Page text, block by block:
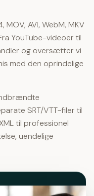
AVI, WebM, MKV
YouTube-videoer til
og oversætter vi
med den oprindelige
SRT/VTT-filer til
til professionel
uendelige